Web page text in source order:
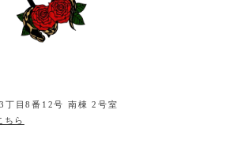
丁目8番12号 南棟 2号室
ちら